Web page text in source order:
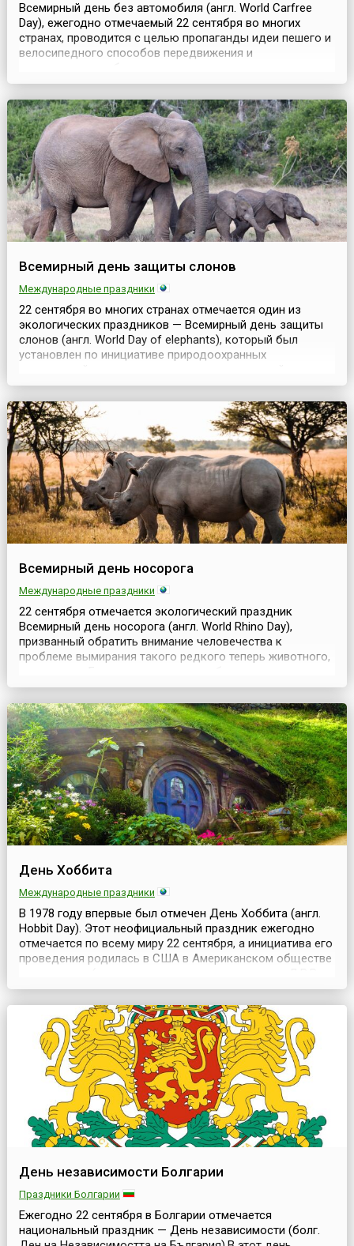
Всемирный день без автомобиля (англ. World Carfree
Day), ежегодно отмечаемый 22 сентября во многих
странах, проводится с целью пропаганды идеи пешего и
велосипедного способов передвижения и
напоминания обществу о вреде чрезмерного
использования автомобиля для природы и человека.
Ведь на долю транспорта приходится более 70%
загрязнения атмосферы.Г...
Всемирный день защиты слонов
Международные праздники
22 сентября во многих странах отмечается один из
экологических праздников — Всемирный день защиты
слонов (англ. World Day of elephants), который был
установлен по инициативе природоохранных
обеспокоенных сокращением численности этих
животных. У кого-то данный факт может вызвать
изумление, но, увы, сегодня и такие толстокожие
гиганты нуждаются в защите. ...
Всемирный день носорога
Международные праздники
22 сентября отмечается экологический праздник
Всемирный день носорога (англ. World Rhino Day),
призванный обратить внимание человечества к
проблеме вымирания такого редкого теперь животного,
планете Земля продолжает сокращаться, причём
касается это, в том числе, и животных, названия которых
известны каждому человеку с детства. Среди них
оказался ...
День Хоббита
Международные праздники
В 1978 году впервые был отмечен День Хоббита (англ.
Hobbit Day). Этот неофициальный праздник ежегодно
отмечается по всему миру 22 сентября, а инициатива его
проведения родилась в США в Американском обществе
Толкина). Созданный ярким, глубоким и многогранным
талантом писателя сказочный мир, или даже Вселенная,
покорили сердца многих миллионов ...
День независимости Болгарии
Праздники Болгарии
Ежегодно 22 сентября в Болгарии отмечается
национальный праздник — День независимости (болг.